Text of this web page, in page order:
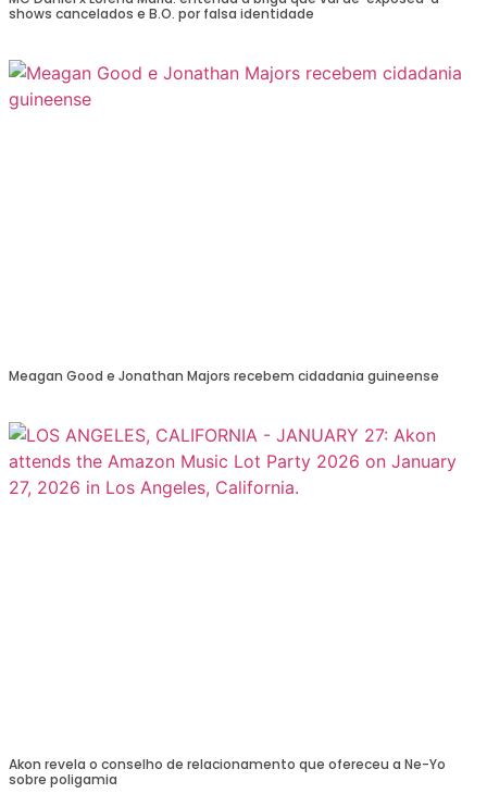
shows cancelados e B.O. por falsa identidade
Meagan Good e Jonathan Majors recebem cidadania guineense
Akon revela o conselho de relacionamento que ofereceu a Ne-Yo
sobre poligamia